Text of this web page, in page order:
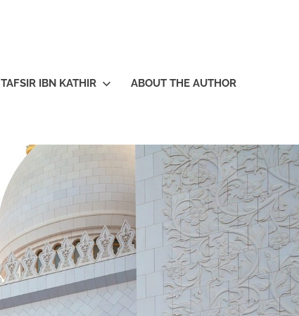
TAFSIR IBN KATHIR ABOUT THE AUTHOR